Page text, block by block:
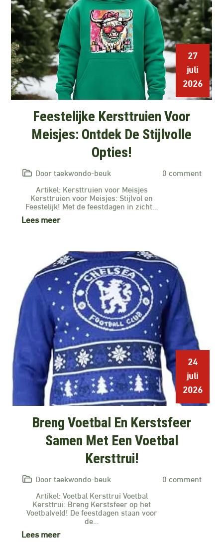
27
juli
2026
Feestelijke Kersttruien Voor
Meisjes: Ontdek De Stijlvolle
Opties!
Door taekwondo-beuk
0 comment
Artikel: Kersttruien voor Meisjes
Kersttruien voor Meisjes: Stijlvol en
Feestelijk! Met de feestdagen in zicht…
Lees meer
24
juli
2026
Breng Voetbal En Kerstsfeer
Samen Met Een Voetbal
Kersttrui!
Door taekwondo-beuk
0 comment
Artikel: Voetbal Kersttrui Voetbal
Kersttrui: Breng Kerstsfeer op het
Voetbalveld! De feestdagen staan voor
de…
Lees meer